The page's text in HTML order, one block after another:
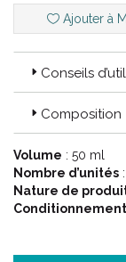
Ajouter à
Conseils
Composition
Volume : 50 ml
Nombre d’unités
Nature de
Conditionnement